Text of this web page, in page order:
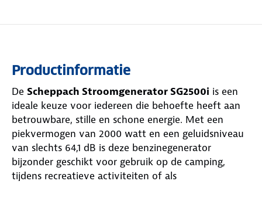
Productinformatie
De Scheppach Stroomgenerator SG2500i is een
ideale keuze voor iedereen die behoefte heeft aan
betrouwbare, stille en schone energie. Met een
piekvermogen van 2000 watt en een geluidsniveau
van slechts 64,1 dB is deze benzinegenerator
bijzonder geschikt voor gebruik op de camping,
tijdens recreatieve activiteiten of als